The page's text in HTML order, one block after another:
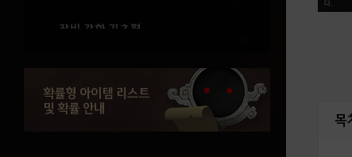
장비 강화 기초편
강화 장비 보호(크론석)
최대 내구도 복구
확률형 아이템 리스트
및 확률 안내
목